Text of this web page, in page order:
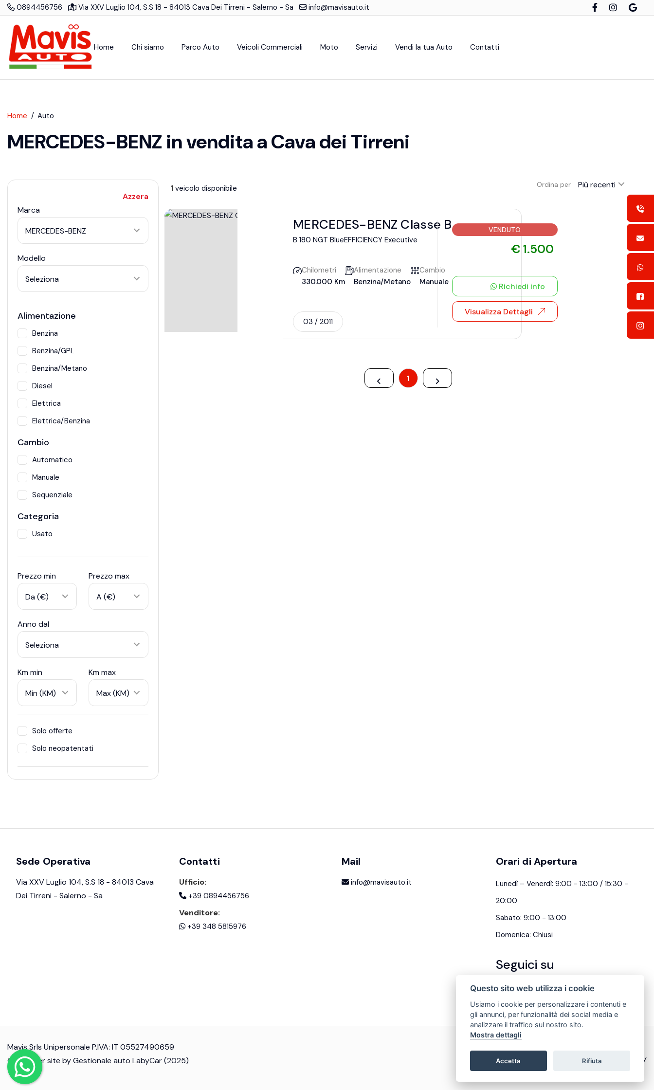
0894456756 Via XXV Luglio 104, S.S 18 - 84013 Cava Dei Tirreni - Salerno - Sa info@mavisauto.it
Home Chi siamo Parco Auto Veicoli Commerciali Moto Servizi Vendi la tua Auto Contatti
Home Auto
MERCEDES-BENZ in vendita a Cava dei Tirreni
Azzera
Marca
MERCEDES-BENZ
Modello
Seleziona
Alimentazione
Benzina
Benzina/GPL
Benzina/Metano
Diesel
Elettrica
Elettrica/Benzina
Cambio
Automatico
Manuale
Sequenziale
Categoria
Usato
Prezzo min
Da (€)
Prezzo max
A (€)
Anno dal
Seleziona
Km min
Min (KM)
Km max
Max (KM)
Solo offerte
Solo neopatentati
1veicolo disponibile Ordina per Più recenti
MERCEDES-BENZ Classe B
B 180 NGT BlueEFFICIENCY Executive
Chilometri
330.000 Km
Alimentazione
Benzina/Metano
Cambio
Manuale
03 / 2011
VENDUTO
€ 1.500
Richiedi info
Visualizza Dettagli
1
Sede Operativa
Via XXV Luglio 104, S.S 18 - 84013 Cava
Dei Tirreni - Salerno - Sa
Contatti
Ufficio:
+39 0894456756
Venditore:
+39 348 5815976
Mail
info@mavisauto.it
Orari di Apertura
Lunedì – Venerdì: 9:00 - 13:00 / 15:30 -
20:00
Sabato: 9:00 - 13:00
Domenica: Chiusi
Seguici su
Mavis Srls Unipersonale P.IVA: IT 05527490659
© Another site byGestionale auto LabyCar (2025) Privacy & Cookie Policy
Questo sito web utilizza i cookie
Usiamo i cookie per personalizzare i contenuti e
gli annunci, per funzionalità dei social media e
analizzare il traffico sul nostro sito.
Mostra dettagli
Accetta Rifiuta